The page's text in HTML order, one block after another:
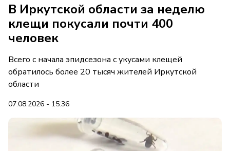
В Иркутской области за неделю
клещи покусали почти 400
человек
Всего с начала эпидсезона с укусами клещей
обратилось более 20 тысяч жителей Иркутской
области
07.08.2026 - 15:36